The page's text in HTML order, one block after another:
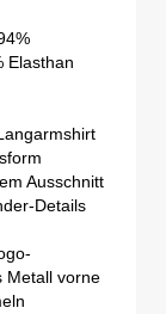
Elasthan
Ausschnitt
Details
Metall vorne